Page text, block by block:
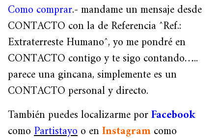
Como comprar.- mandame un mensaje desde
CONTACTO con la de Referencia ^Ref.:
Extraterreste Humano^, yo me pondré en
CONTACTO contigo y te sigo contando…..
parece una gincana, simplemente es un
CONTACTO personal y directo.
También puedes localizarme porFacebook
comoPartistayoo enInstagramcomo